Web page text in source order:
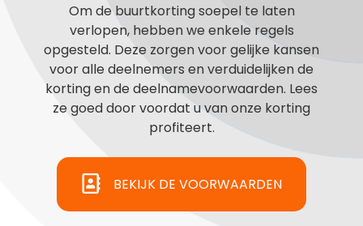
Om de buurtkorting soepel te laten
verlopen, hebben we enkele regels
opgesteld. Deze zorgen voor gelijke kansen
voor alle deelnemers en verduidelijken de
korting en de deelnamevoorwaarden. Lees
ze goed door voordat u van onze korting
profiteert.
BEKIJK DE VOORWAARDEN